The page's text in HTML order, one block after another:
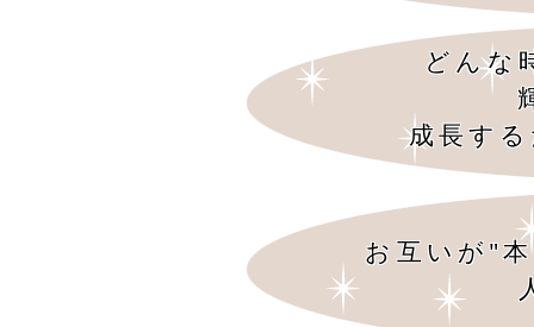
どんな
成長す
お互いが"